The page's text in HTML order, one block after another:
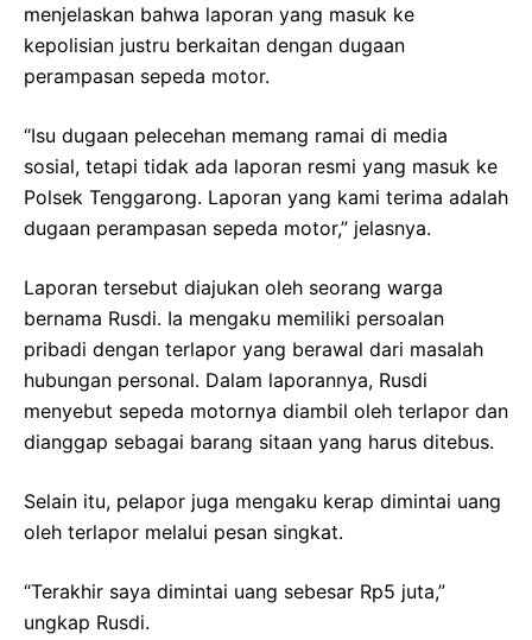
menjelaskan bahwa laporan yang masuk ke
kepolisian justru berkaitan dengan dugaan
perampasan sepeda motor.
“Isu dugaan pelecehan memang ramai di media
sosial, tetapi tidak ada laporan resmi yang masuk ke
Polsek Tenggarong. Laporan yang kami terima adalah
dugaan perampasan sepeda motor,” jelasnya.
Laporan tersebut diajukan oleh seorang warga
bernama Rusdi. Ia mengaku memiliki persoalan
pribadi dengan terlapor yang berawal dari masalah
hubungan personal. Dalam laporannya, Rusdi
menyebut sepeda motornya diambil oleh terlapor dan
dianggap sebagai barang sitaan yang harus ditebus.
Selain itu, pelapor juga mengaku kerap dimintai uang
oleh terlapor melalui pesan singkat.
“Terakhir saya dimintai uang sebesar Rp5 juta,”
ungkap Rusdi.